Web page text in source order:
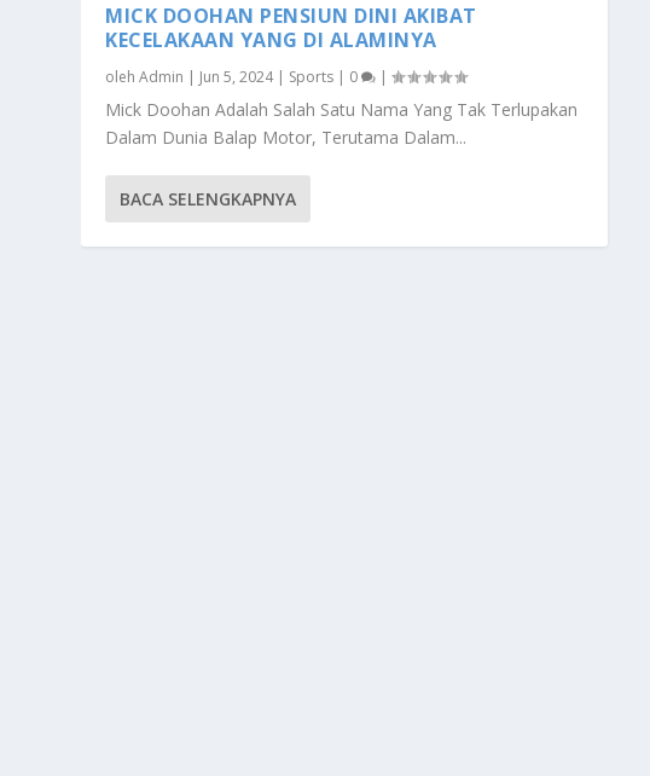
MICK DOOHAN PENSIUN DINI AKIBAT
KECELAKAAN YANG DI ALAMINYA
olehAdmin | Jun 5, 2024| Sports | 0 |
Mick Doohan Adalah Salah Satu Nama Yang Tak Terlupakan
Dalam Dunia Balap Motor, Terutama Dalam...
BACA SELENGKAPNYA